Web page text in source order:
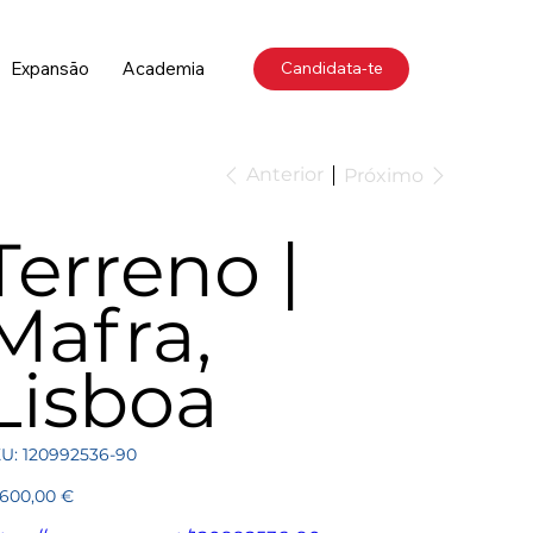
Expansão Academia Candidata-te
Anterior Próximo
|
SKU
120992536-
120992536-90
€